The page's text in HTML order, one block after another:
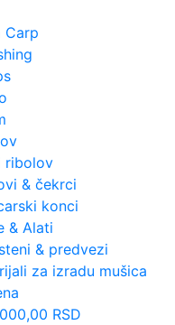
Carp
ribolov
& čekrci
konci
& Alati
& predvezi
za izradu mušica
RSD